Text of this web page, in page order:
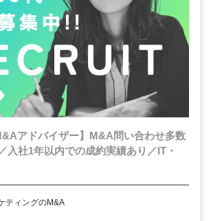
アドバイザー】M&A問い合わせ多数
入社1年以内での成約実績あり／IT・
ティングのM&A